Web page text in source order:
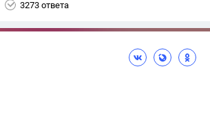
3273 ответа